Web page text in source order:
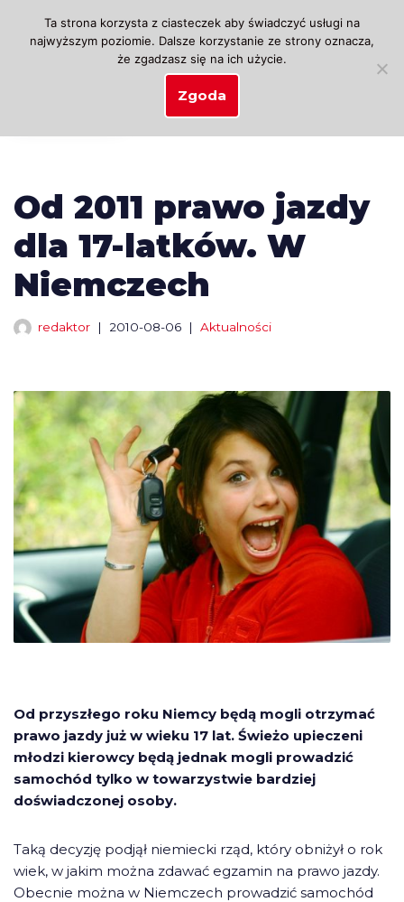
Przejdź
Od 2011 prawo jazdy
dla 17-latków. W
Niemczech
redaktor 2010-08-06 Aktualności
Od przyszłego roku Niemcy będą mogli otrzymać
prawo jazdy już w wieku 17 lat. Świeżo upieczeni
młodzi kierowcy będą jednak mogli prowadzić
samochód tylko w towarzystwie bardziej
doświadczonej osoby.
Taką decyzję podjął niemiecki rząd, który obniżył o rok
wiek, w jakim można zdawać egzamin na prawo jazdy.
Obecnie można w Niemczech prowadzić samochód
Ta strona korzysta z ciasteczek aby świadczyć usługi na
najwyższym poziomie. Dalsze korzystanie ze strony oznacza,
że zgadzasz się na ich użycie.
Zgoda